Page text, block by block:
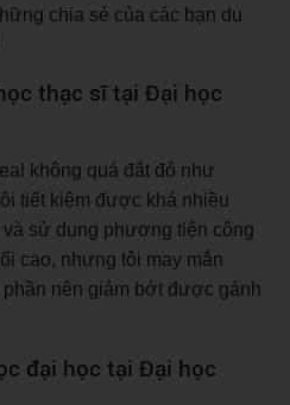
chia sẻ của các bạn du
thạc sĩ tại Đại học
không quá đắt đỏ như
tiết kiệm được khá nhiều
và sử dụng phương tiện công
cao, nhưng tôi may mắn
nên giảm bớt được gánh
đại học tại Đại học